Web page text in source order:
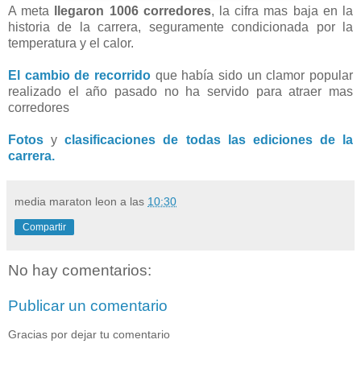
A meta llegaron 1006 corredores, la cifra mas baja en la
historia de la carrera, seguramente condicionada por la
temperatura y el calor.
El cambio de recorrido que había sido un clamor popular
realizado el año pasado no ha servido para atraer mas
corredores
Fotos yclasificaciones de todas las ediciones de la
carrera.
media maraton leon a las 10:30
Compartir
No hay comentarios:
Publicar un comentario
Gracias por dejar tu comentario